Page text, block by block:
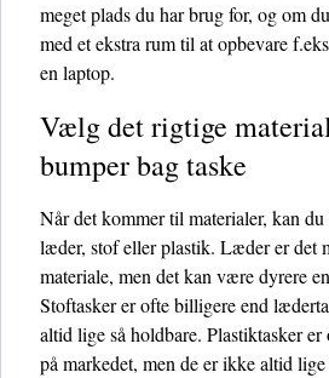
meget plads du har brug for, og om
med et ekstra rum til at opbevare
en laptop.
Vælg det rigtige
bumper bag taske
Når det kommer til materialer, kan
læder, stof eller plastik. Læder er det
materiale, men det kan være dyrere
Stoftasker er ofte billigere end
altid lige så holdbare. Plastiktasker
på markedet, men de er ikke altid